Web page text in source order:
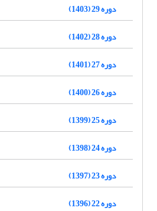
دوره 29 (1403)
دوره 28 (1402)
دوره 27 (1401)
دوره 26 (1400)
دوره 25 (1399)
دوره 24 (1398)
دوره 23 (1397)
دوره 22 (1396)